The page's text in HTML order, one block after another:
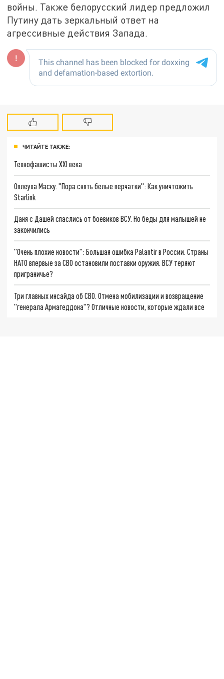
войны. Также белорусский лидер предложил
Путину дать зеркальный ответ на
агрессивные действия Запада.
ЧИТАЙТЕ ТАКЖЕ:
Технофашисты XXI века
Оплеуха Маску. "Пора снять белые перчатки": Как уничтожить
Starlink
Даня с Дашей спаслись от боевиков ВСУ. Но беды для малышей не
закончились
"Очень плохие новости": Большая ошибка Palantir в России. Страны
НАТО впервые за СВО остановили поставки оружия. ВСУ теряют
приграничье?
Три главных инсайда об СВО. Отмена мобилизации и возвращение
"генерала Армагеддона"? Отличные новости, которые ждали все